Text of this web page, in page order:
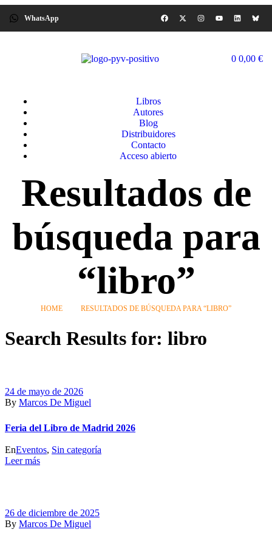
WhatsApp
0 0,00 €
Libros
Autores
Blog
Distribuidores
Contacto
Acceso abierto
Resultados de
búsqueda para
“libro”
HOME RESULTADOS DE BÚSQUEDA PARA “LIBRO”
Search Results for: libro
24 de mayo de 2026
By Marcos De Miguel
Feria del Libro de Madrid 2026
EnEventos, Sin categoría
Leer más
26 de diciembre de 2025
By Marcos De Miguel